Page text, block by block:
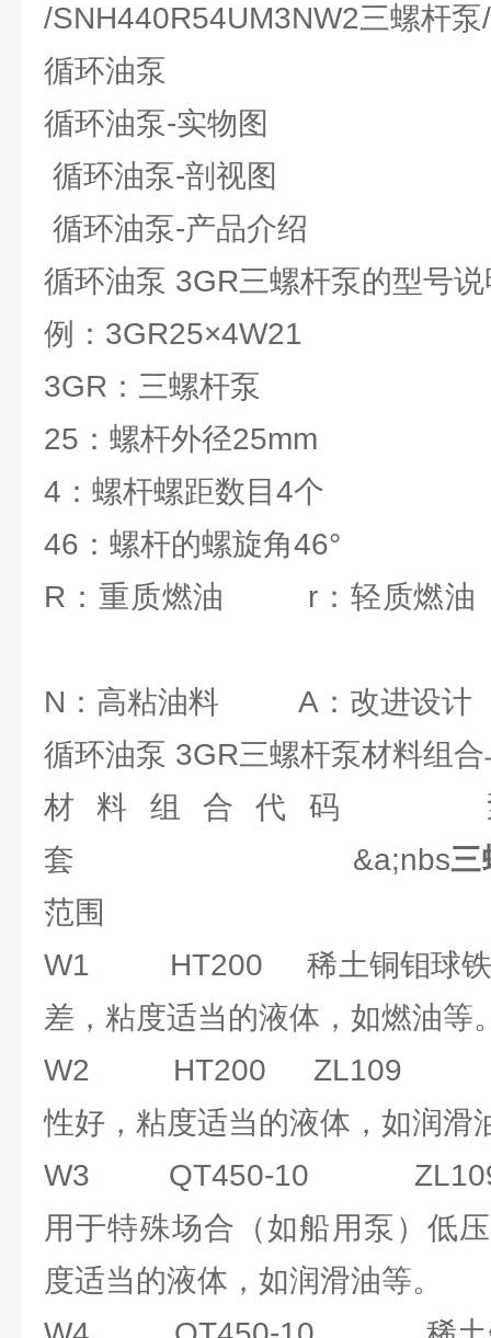
/SNH440R54UM3NW2三螺杆
循环油泵
循环油泵-实物图
循环油泵-剖视图
循环油泵-产品介绍
循环油泵 3GR三螺杆泵的型
例：3GR25×4W21
3GR：三螺杆泵
25：螺杆外径25mm
4：螺杆螺距数目4个
46：螺杆的螺旋角46°
R：重质燃油 r：轻质燃
N：高粘油料 A：改进设
循环油泵 3GR三螺杆泵材料组
材料组合代
套 &a;nbs三
范围
W1 HT200 稀土铜钼球铁
差，粘度适当的液体，如燃油等
W2 HT200 ZL109
性好，粘度适当的液体，如润滑
W3 QT450-10
用于特殊场合（如船用泵）低
度适当的液体，如润滑油等。